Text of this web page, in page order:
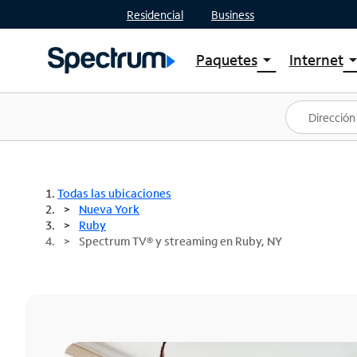
Residencial Business
Paquetesarrow_drop_down
Ver paquetes
Spectrum One
Mejores ofertas
Internetarrow_drop_down
Planes
Todas las ubicaciones
Nueva York
Ruby
Spectrum TV® y streaming en Ruby, NY